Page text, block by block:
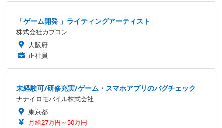
「ゲーム開発 」ライティングアーティスト
株式会社カプコン
大阪府
正社員
未経験可/研修充実/ゲーム・スマホアプリのバグチェック
ナナイロモバイル株式会社
東京都
月給27万円～50万円